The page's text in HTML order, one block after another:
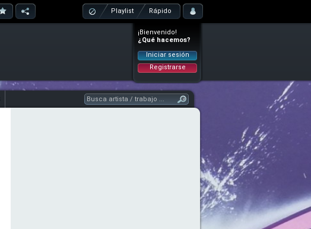
Playlist Rápido
¡Bienvenido!
¿Qué hacemos?
Iniciar sesión
Registrarse